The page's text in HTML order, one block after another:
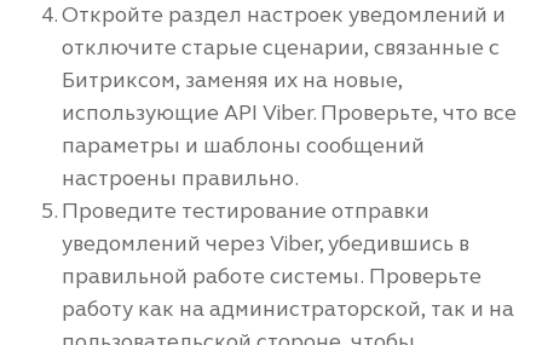
Откройте раздел настроек уведомлений и
отключите старые сценарии, связанные с
Битриксом, заменяя их на новые,
использующие API Viber. Проверьте, что все
параметры и шаблоны сообщений
настроены правильно.
Проведите тестирование отправки
уведомлений через Viber, убедившись в
правильной работе системы. Проверьте
работу как на администраторской, так и на